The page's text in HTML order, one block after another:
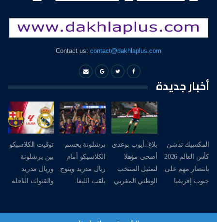
Contact us: contact@dakhlaplus.com
أخبار جديدة
المكسيك تدشن
كأس العالم 2026
بانتصار مهم على
جنوب إفريقيا
بلاغ..أيوب بوعدي
أضحى مؤهلا
لتمثيل المنتخب
الوطني المغربي
برشلونة يحسم
الكلاسيكو أمام
ريال مدريد ويتوج
بلقب الليغا.
توقيت الكلاسيكو
بين برشلونة
وريال مدريد
والقنوات الناقلة